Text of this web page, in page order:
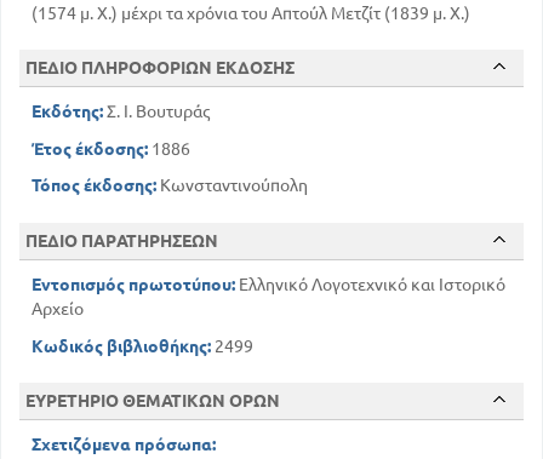
(1574 μ. Χ.) μέχρι τα χρόνια του Απτούλ Μετζίτ (1839 μ. Χ.)
ΠΕΔΙΟ ΠΛΗΡΟΦΟΡΙΩΝ ΕΚΔΟΣΗΣ
Εκδότης:Σ. Ι. Βουτυράς
Έτος έκδοσης: 1886
Τόπος έκδοσης: Κωνσταντινούπολη
ΠΕΔΙΟ ΠΑΡΑΤΗΡΗΣΕΩΝ
Εντοπισμός πρωτοτύπου: Ελληνικό Λογοτεχνικό και Ιστορικό
Αρχείο
Κωδικός βιβλιοθήκης: 2499
ΕΥΡΕΤΗΡΙΟ ΘΕΜΑΤΙΚΩΝ ΟΡΩΝ
Σχετιζόμενα πρόσωπα: